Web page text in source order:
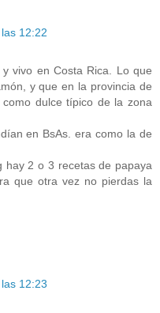
12:22
vivo en Costa Rica. Lo que
y que en la provincia de
dulce típico de la zona
en BsAs. era como la de
hay 2 o 3 recetas de papaya
que otra vez no pierdas la
12:23